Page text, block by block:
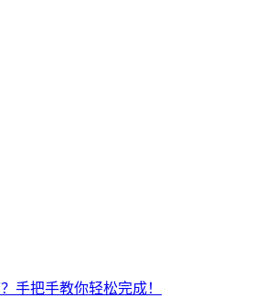
手把手教你轻松完成！